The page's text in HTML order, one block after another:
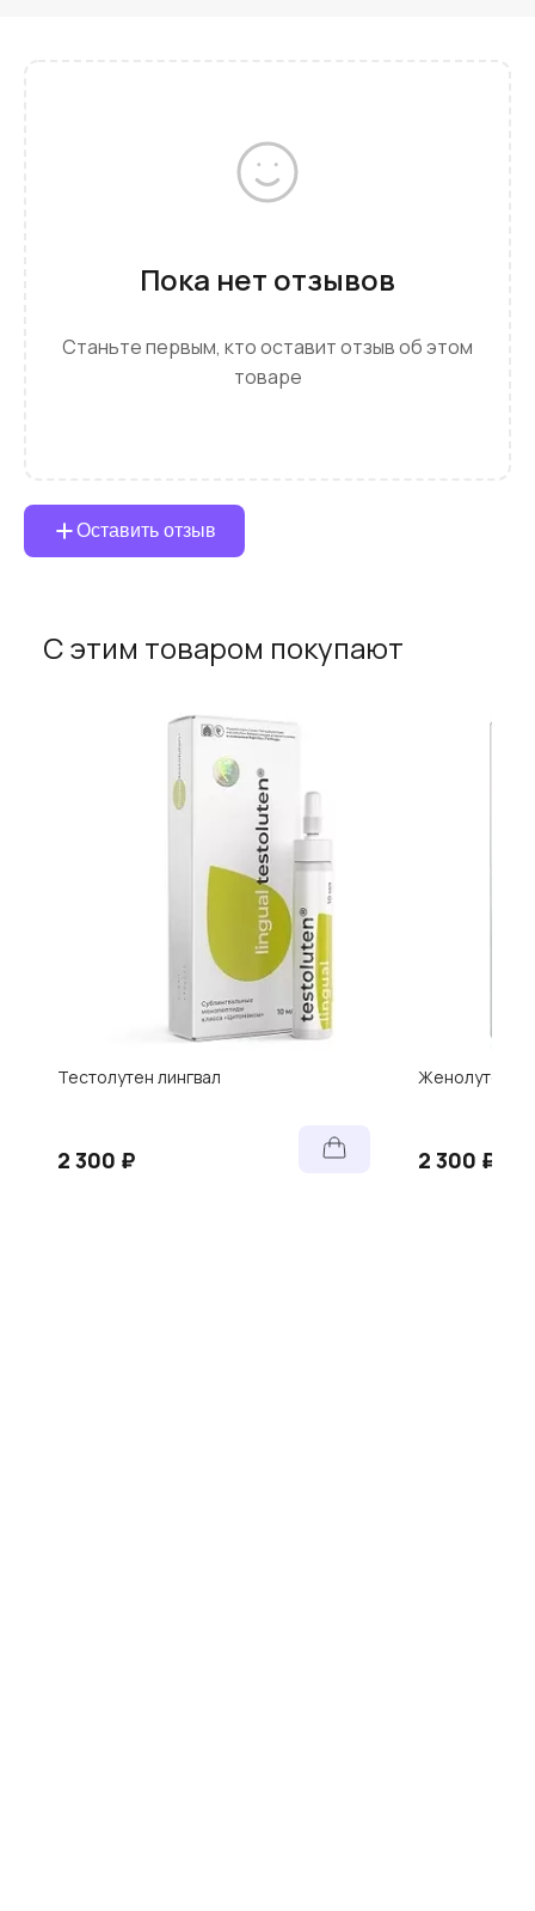
Пока нет отзывов
Станьте первым, кто оставит отзыв об этом
товаре
Оставить отзыв
С этим товаром покупают
Тестолутен лингвал
2 300 ₽
Женолутен
2 300 ₽